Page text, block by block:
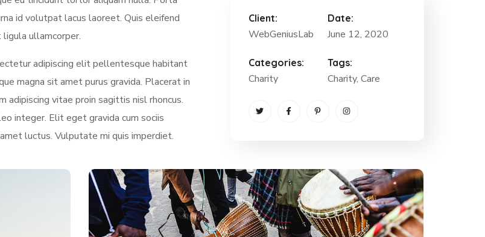
id volutpat lacus laoreet. Quis eleifend
ullamcorper.
adipiscing elit pellentesque habitant
magna sit amet purus gravida. Placerat in
adipiscing vitae proin sagittis nisl rhoncus.
integer. Elit eget gravida cum sociis
luctus. Vulputate mi quis imperdiet.
Client:
WebGeniusLab
Date:
June 12, 2020
Categories:
Charity
Tags:
Charity, Care